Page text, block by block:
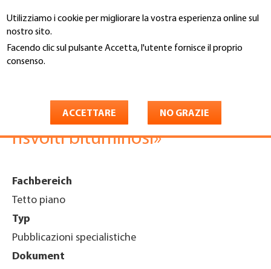
Utilizziamo i cookie per migliorare la vostra esperienza online sul
nostro sito.
Facendo clic sul pulsante Accetta, l'utente fornisce il proprio
consenso.
ACCETTARE NO GRAZIE
al
contenuto
principale
You
«Esecuzione degli spigoli dei
risvolti bituminosi»
Fachbereich
Tetto piano
Typ
Pubblicazioni specialistiche
Dokument